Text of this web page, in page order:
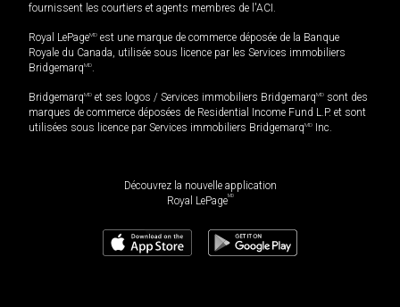
fournissent les courtiers et agents membres de l'ACI.
Royal LePageMD est une marque de commerce déposée de la Banque
Royale du Canada, utilisée sous licence par les Services immobiliers
BridgemarqMD
BridgemarqMD et ses logos / Services immobiliers BridgemarqMD sont des
marques de commerce déposées de Residential Income Fund L.P. et sont
utilisées sous licence par Services immobiliers BridgemarqMD Inc.
Découvrez la nouvelle application
Royal LePageMD